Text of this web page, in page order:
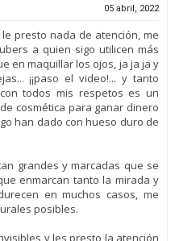
05 abril, 2022
presto nada de atención, me
a quien sigo utilicen más
en maquillar los ojos, ja ja ja y
¡¡paso el video!... y tanto
todos mis respetos es un
cosmética para ganar dinero
han dado con hueso duro de
grandes y marcadas que se
enmarcan tanto la mirada y
en muchos casos, me
posibles.
y les presto la atención